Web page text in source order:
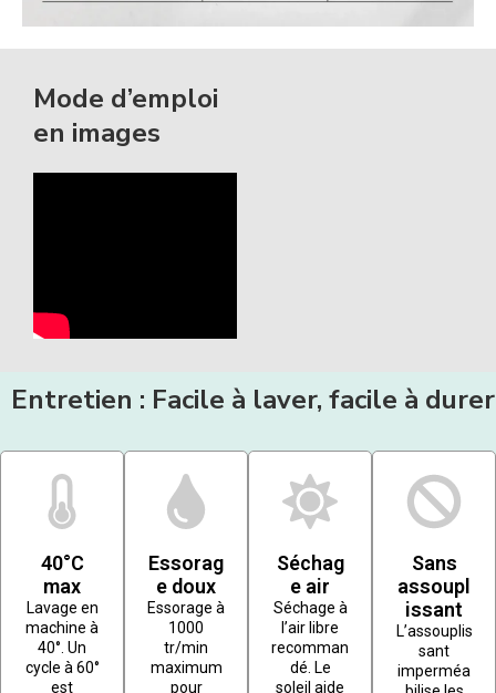
Mode d’emploi
en images
Entretien : Facile à laver, facile à durer
40°C
max
Lavage en
machine à
40°. Un
cycle à 60°
est
Essorag
e doux
Essorage à
1000
tr/min
maximum
pour
Séchag
e air
Séchage à
l’air libre
recomman
dé. Le
soleil aide
Sans
assoupl
issant
L’assouplis
sant
imperméa